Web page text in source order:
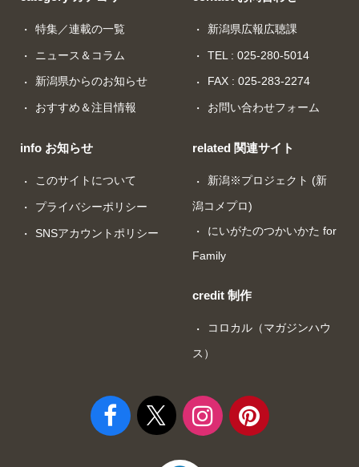
特集／連載の一覧
ニュース＆コラム
新潟県からのお知らせ
おすすめ＆注目情報
info お知らせ
このサイトについて
プライバシーポリシー
SNSアカウントポリシー
新潟県広報広聴課
TEL : 025-280-5014
FAX : 025-283-2274
お問い合わせフォーム
related 関連サイト
新潟※プロジェクト (新
潟コメプロ)
にいがたのつかいかた for
Family
credit 制作
コロカル（マガジンハウ
ス）